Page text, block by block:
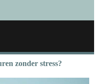
zonder stress?